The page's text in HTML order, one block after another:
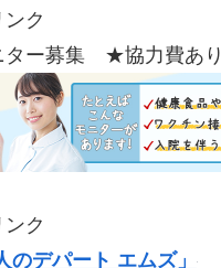
ク
ター募集 ★協力費あり
ク
デパート エムズ」